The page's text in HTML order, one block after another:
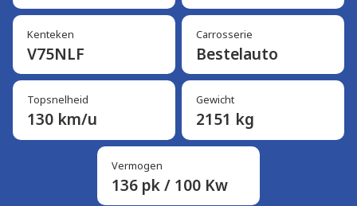
Kenteken
V75NLF
Carrosserie
Bestelauto
Topsnelheid
130 km/u
Gewicht
2151 kg
Vermogen
136 pk / 100 Kw